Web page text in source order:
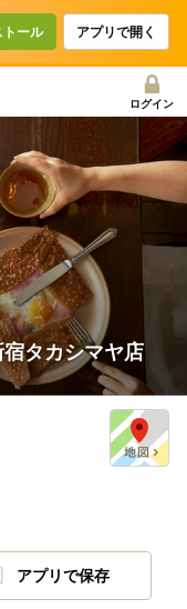
トール アプリで開く
ログイン
タカシマヤ店
アプリで保存
ン
る